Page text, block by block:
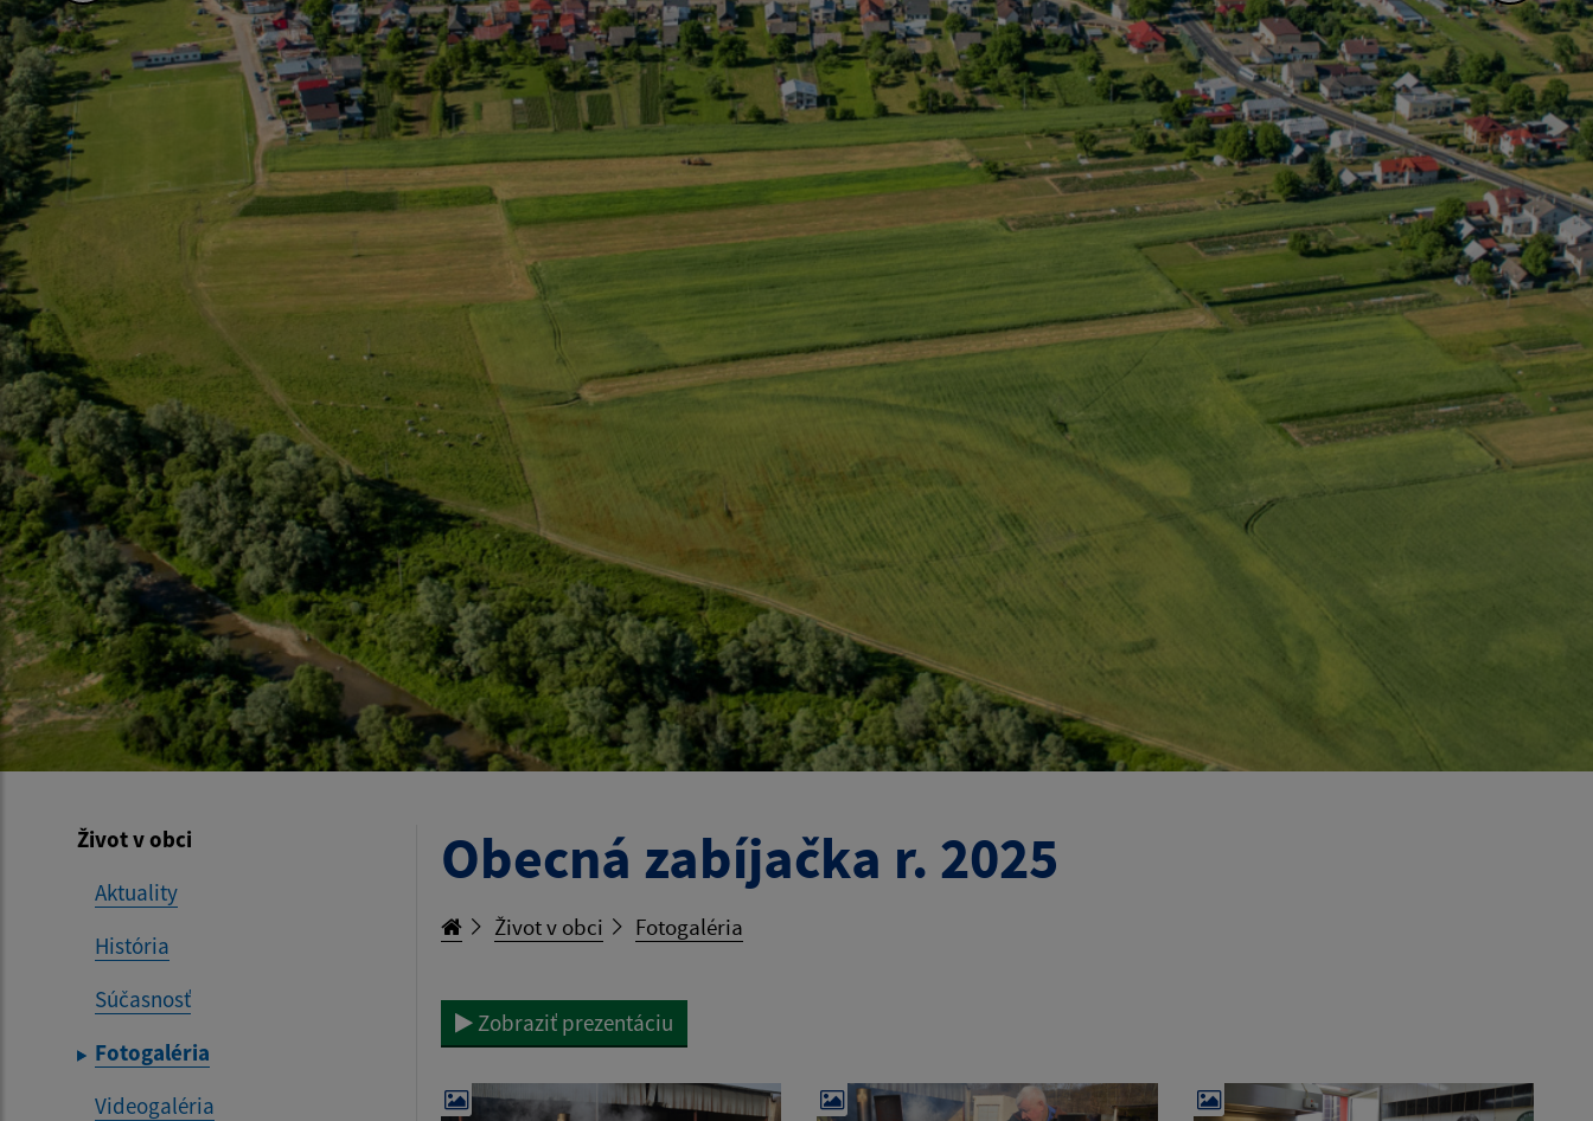
Život v obci
Aktuality
História
Súčasnosť
Fotogaléria
Videogaléria
Obecná zabíjačka r. 2025
Život v obci Fotogaléria
Zobraziť prezentáciu